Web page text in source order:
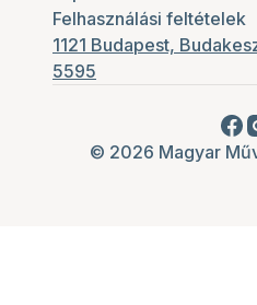
Felhasználási feltételek
1121 Budapest,
5595
© 2026 Magyar